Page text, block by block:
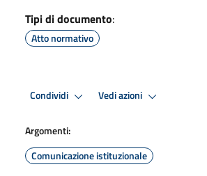
Tipi di documento:
Atto normativo
Condividi Vedi azioni
Argomenti:
Comunicazione istituzionale